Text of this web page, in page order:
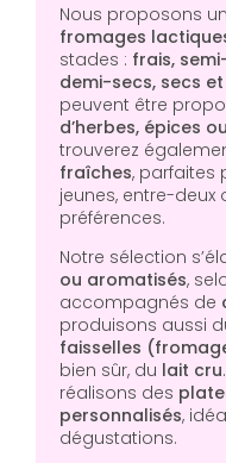
Nous proposons
fromages
stades : frais,
demi-secs, secs
peuvent être
d’herbes, épices
trouverez
fraîches, parfaites
jeunes, entre-deux
préférences.
Notre sélection
ou aromatisés,
accompagnés de
produisons aussi
faisselles
bien sûr, du lait cru
réalisons des
personnalisés,
dégustations.